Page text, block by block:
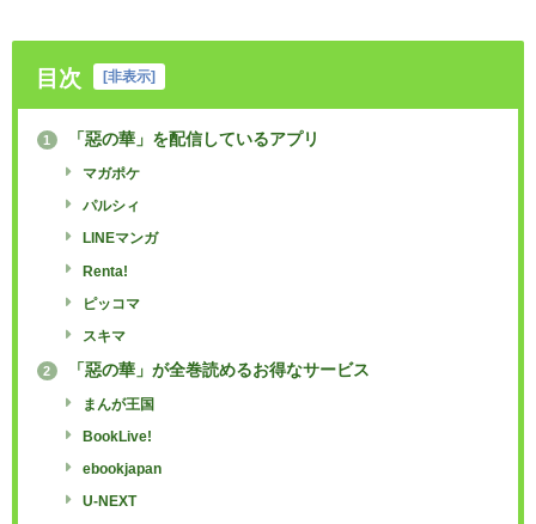
目次 [非表示]
1 「惡の華」を配信しているアプリ
マガポケ
パルシィ
LINEマンガ
Renta!
ピッコマ
スキマ
2 「惡の華」が全巻読めるお得なサービス
まんが王国
BookLive!
ebookjapan
U-NEXT